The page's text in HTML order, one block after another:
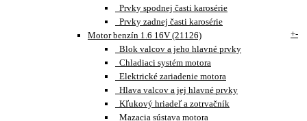
Prvky spodnej časti karosérie
Prvky zadnej časti karosérie
Motor benzín 1.6 16V (21126)
+-
Blok valcov a jeho hlavné prvky
Chladiaci systém motora
Elektrické zariadenie motora
Hlava valcov a jej hlavné prvky
Kľukový hriadeľ a zotrvačník
Mazacia sústava motora